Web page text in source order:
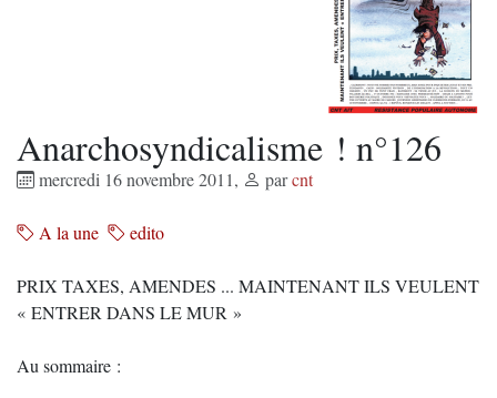
Anarchosyndicalisme ! n°126
mercredi 16 novembre 2011, parcnt
A la une edito
PRIX TAXES, AMENDES ... MAINTENANT ILS VEULENT
« ENTRER DANS LE MUR »
Au sommaire :